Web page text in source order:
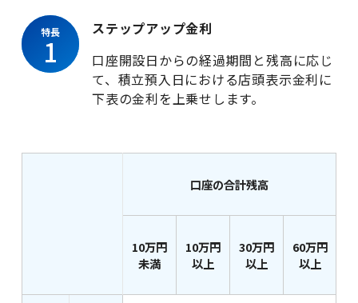
法人のお客さま
企業・IR情報
採用情報
特長
1
ステップアップ金利
口座開設日からの経過期間と残高に応じ
て、積立預入日における店頭表示金利に
下表の金利を上乗せします。
口座の合計残高
10万円
未満
10万円
以上
30万円
以上
60万円
以上